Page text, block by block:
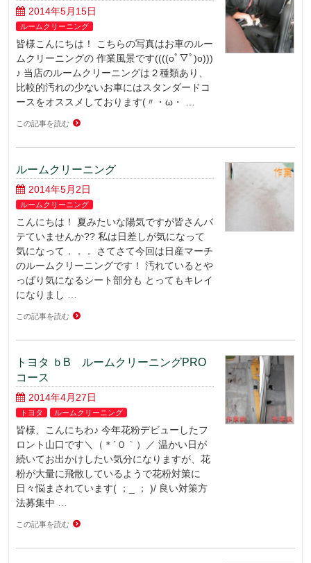
2014年5月15日
ルームクリーニング
皆様こんにちは！ こちらの写真はお車のルー
ムクリーニングの 作業風景です((((oﾟ▽ﾟ)o)))
♪ 当店のルームクリーニングは２種類あり、
比較的汚れの少ないお車にはスタンダードコ
ースをオススメしております(〃・ω・ …
この記事を読む
ルームクリーニング
2014年5月2日
ルームクリーニング
こんにちは！ 夏みたいな陽気ですが皆さんバ
テていませんか?? 私は日差しが気になって
気になって．．． さてさて今回は日産マーチ
のルームクリーニングです！ 汚れているとや
っぱり気になるシート部分も とってもキレイ
になりまし …
この記事を読む
トヨタ ｂB ルームクリーニングPRO
コース
2014年4月27日
トヨタ ルームクリーニング
皆様、こんにちわ♪ 今年花粉デビューしたフ
ロント山口です＼（＊´０｀）／ 温かい日が
続いてお出かけしたい気分になりますが、花
粉が大量に飛散しているようで花粉対策に
日々悩まされています( ；_ ； )/ 良い対策方
法募集中 …
この記事を読む